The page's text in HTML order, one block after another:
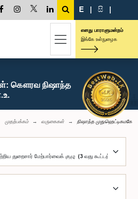
E | සි |
எனது பாராளுமன்றம்
இங்கே உள்நுழைக
கௌரவ நிஷாந்த
முதற்பக்கம் வருகைகள் நிஷாந்த முதுஹெட்டிகமகே